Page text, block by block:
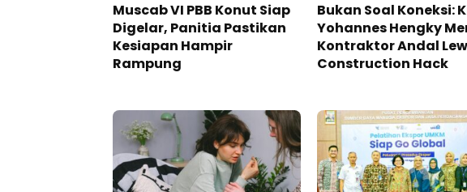
Muscab VI PBB Konut Siap
Digelar, Panitia Pastikan
Kesiapan Hampir
Rampung
Bukan Soal Koneksi:
Yohannes Hengky
Kontraktor Andal
Construction Hack